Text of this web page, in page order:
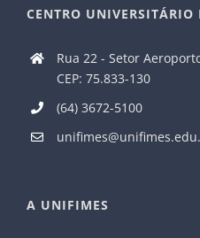
CENTRO UNIVERSITÁRIO
Rua 22 - Setor
CEP: 75.833-130
(64) 3672-5100
A UNIFIMES